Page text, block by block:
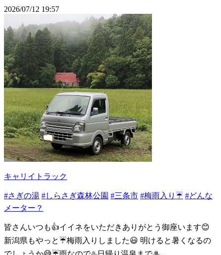
2026/07/12 19:57
キャリイトラック
#さぎの湯 #しらさぎ森林公園 #三条市 #梅雨入り☔ #どんな
メーター？
皆さんいつも👍イイネをいただきありがとう御座います😊
新潟県もやっと☔️梅雨入りしました😃 明けると暑くなるの